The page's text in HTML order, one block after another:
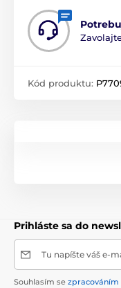
Kód produktu:
Prihláste sa do
Tu napíšte váš e-
Souhlasím se zpracováním